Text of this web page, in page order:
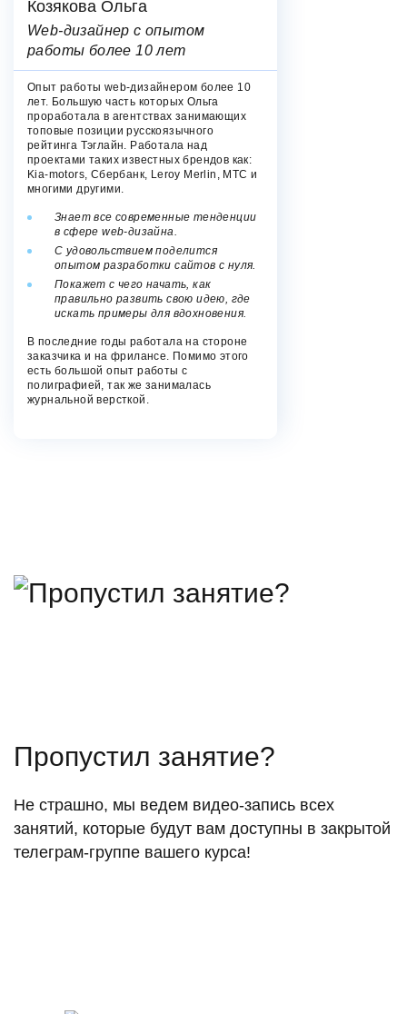
Козякова Ольга
Web-дизайнер с опытом
работы более 10 лет
Опыт работы web-дизайнером более 10
лет. Большую часть которых Ольга
проработала в агентствах занимающих
топовые позиции русскоязычного
рейтинга Тэглайн. Работала над
проектами таких известных брендов как:
Kia-motors, Сбербанк, Leroy Merlin, МТС и
многими другими.
Знает все современные тенденции
в сфере web-дизайна.
С удовольствием поделится
опытом разработки сайтов с нуля.
Покажет с чего начать, как
правильно развить свою идею, где
искать примеры для вдохновения.
В последние годы работала на стороне
заказчика и на фрилансе. Помимо этого
есть большой опыт работы с
полиграфией, так же занималась
журнальной версткой.
Пропустил занятие?
Не страшно, мы ведем видео-запись всех
занятий, которые будут вам доступны в закрытой
телеграм-группе вашего курса!